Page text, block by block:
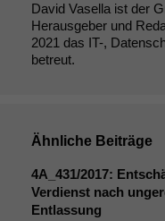
David Vasella ist der
Herausgeber und
2021 das IT-,
betreut.
Ähnliche Beiträge
4A_431/2017:
Verdienst nach
Entlassung